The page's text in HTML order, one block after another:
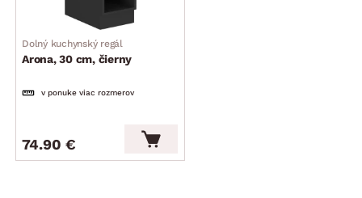
Dolný kuchynský regál
Arona, 30 cm, čierny
v ponuke viac rozmerov
74.90 €